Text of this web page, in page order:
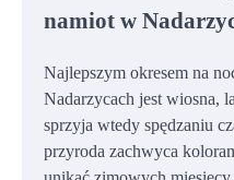
namiot w
Najlepszym okresem na
Nadarzycach jest wiosna,
sprzyja wtedy spędzaniu
przyroda zachwyca